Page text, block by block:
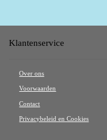
Klantenservice
Over ons
Voorwaarden
Contact
Privacybeleid en Cookies